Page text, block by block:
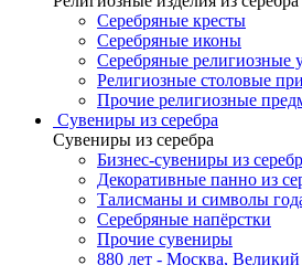
Серебряные кресты
Серебряные иконы
Серебряные религиозные
Религиозные столовые
Прочие религиозные
Сувениры из серебра
Сувениры из серебра
Бизнес-сувениры из
Декоративные панно из
Талисманы и символы
Серебряные напёрстки
Прочие сувениры
880 лет - Москва, Великий